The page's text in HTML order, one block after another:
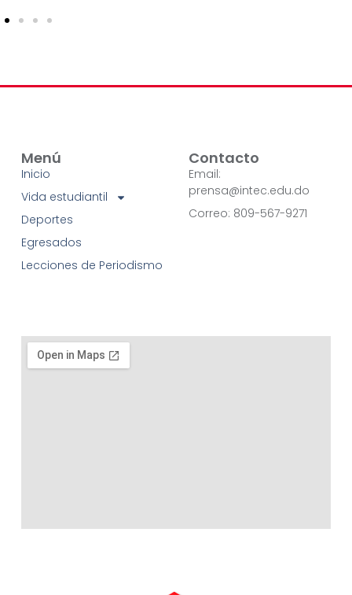
Menú
Inicio
Vida estudiantil
Deportes
Egresados
Lecciones de Periodismo
Contacto
Email:
prensa@intec.edu.do
Correo: 809-567-9271